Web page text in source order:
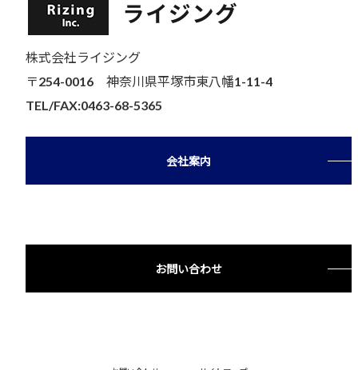
株式会社ライジング
〒254-0016 神奈川県平塚市東八幡1-11-4
TEL/FAX:0463-68-5365
会社案内
お問い合わせ